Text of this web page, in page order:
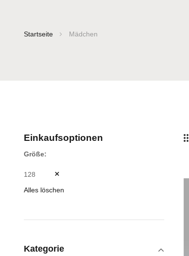
Startseite Mädchen
Einkaufsoptionen
Größe
128
Alles löschen
Kategorie